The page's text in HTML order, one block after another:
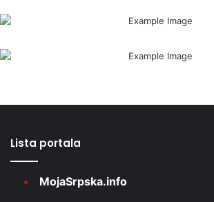
Lista portala
MojaSrpska.info